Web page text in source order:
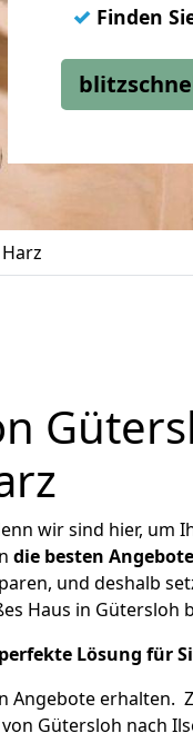
✓ Finden
wir sind hier, um
die besten
und deshalb
Haus in Gütersloh
Lösung für
Angebote erhalten.
Gütersloh nach